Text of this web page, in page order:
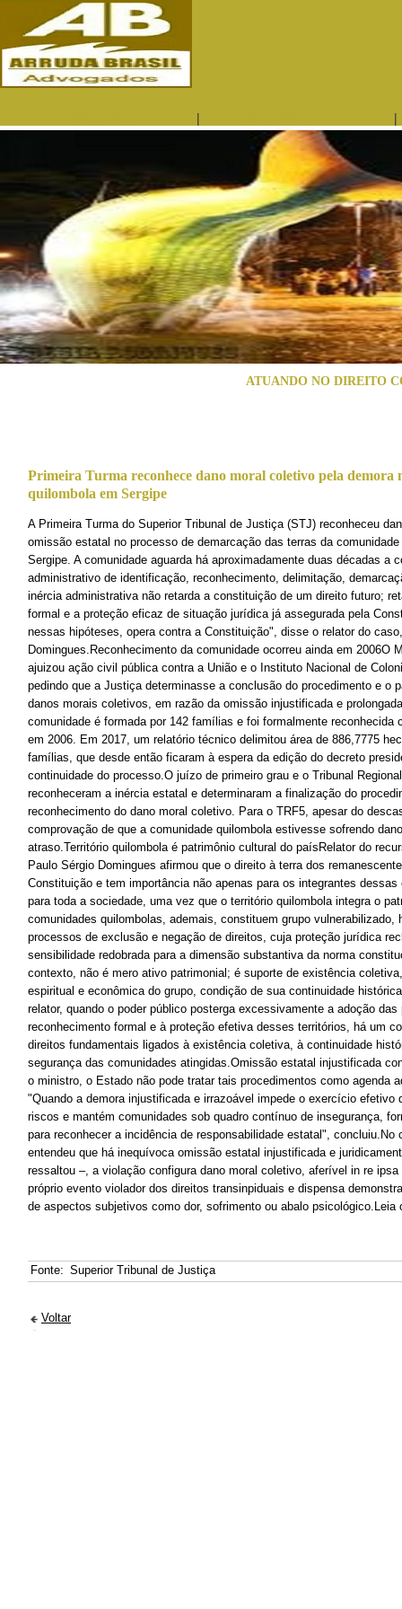
| |
ATUANDO NO DIREITO
Primeira Turma reconhece dano moral coletivo pela demora
quilombola em Sergipe
​A Primeira Turma do Superior Tribunal de Justiça (STJ) reconheceu
omissão estatal no processo de demarcação das terras da
Sergipe. A comunidade aguarda há aproximadamente duas décadas a
administrativo de identificação, reconhecimento, delimitação,
inércia administrativa não retarda a constituição de um direito futuro;
formal e a proteção eficaz de situação jurídica já assegurada pela
nessas hipóteses, opera contra a Constituição", disse o relator do
Domingues.Reconhecimento da comunidade ocorreu ainda em 2006O
ajuizou ação civil pública contra a União e o Instituto Nacional de
pedindo que a Justiça determinasse a conclusão do procedimento e o
danos morais coletivos, em razão da omissão injustificada e
comunidade é formada por 142 famílias e foi formalmente reconhecida
em 2006. Em 2017, um relatório técnico delimitou área de 886,7775
famílias, que desde então ficaram à espera da edição do decreto
continuidade do processo.O juízo de primeiro grau e o Tribunal
reconheceram a inércia estatal e determinaram a finalização do
reconhecimento do dano moral coletivo. Para o TRF5, apesar do
comprovação de que a comunidade quilombola estivesse sofrendo
atraso.Território quilombola é patrimônio cultural do paísRelator do
Paulo Sérgio Domingues afirmou que o direito à terra dos
Constituição e tem importância não apenas para os integrantes
para toda a sociedade, uma vez que o território quilombola integra o
comunidades quilombolas, ademais, constituem grupo vulnerabilizado,
processos de exclusão e negação de direitos, cuja proteção jurídica
sensibilidade redobrada para a dimensão substantiva da norma
contexto, não é mero ativo patrimonial; é suporte de existência
espiritual e econômica do grupo, condição de sua continuidade
relator, quando o poder público posterga excessivamente a adoção
reconhecimento formal e à proteção efetiva desses territórios, há um
direitos fundamentais ligados à existência coletiva, à continuidade
segurança das comunidades atingidas.Omissão estatal injustificada
o ministro, o Estado não pode tratar tais procedimentos como agenda
"Quando a demora injustificada e irrazoável impede o exercício efetivo
riscos e mantém comunidades sob quadro contínuo de insegurança,
para reconhecer a incidência de responsabilidade estatal", concluiu.No
entendeu que há inequívoca omissão estatal injustificada e
ressaltou –, a violação configura dano moral coletivo, aferível in re
próprio evento violador dos direitos transinpiduais e dispensa
de aspectos subjetivos como dor, sofrimento ou abalo psicológico.Leia
Fonte: Superior Tribunal de Justiça
Voltar